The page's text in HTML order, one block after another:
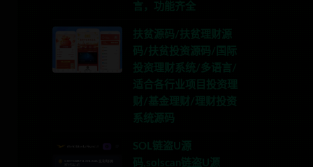
言，功能齐全
扶贫源码/扶贫理财源
码/扶贫投资源码/国际
投资理财系统/多语言/
适合各行业项目投资理
财/基金理财/理财投资
系统源码
SOL链盗U源
码,solscan链盗U源